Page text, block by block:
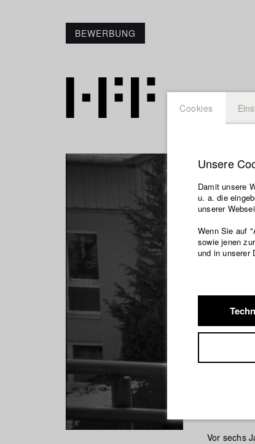
BEWERBUNG
Vor sechs
Cookies
Unsere
Damit unsere
u. a. die
unserer
Wenn Sie auf
sowie jenen
und in unserer